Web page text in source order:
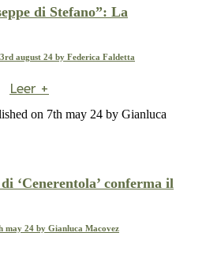
di Stefano”: La
august 24 by Federica Faldetta
Leer +
‘Cenerentola’ conferma il
may 24 by Gianluca Macovez